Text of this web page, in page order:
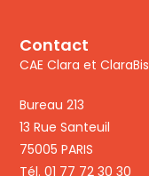
Contact
CAE Clara et ClaraBis
Bureau 213
13 Rue Santeuil
75005 PARIS
Tél. 01 77 72 30 30